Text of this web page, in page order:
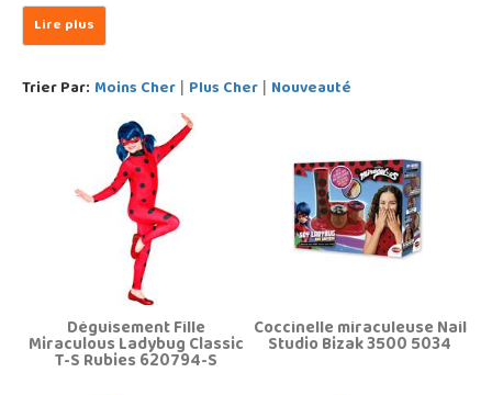
Trier Par: Moins Cher | Plus Cher | Nouveauté
Déguisement Fille
Miraculous Ladybug Classic
T-S Rubies 620794-S
Coccinelle miraculeuse Nail
Studio Bizak 3500 5034